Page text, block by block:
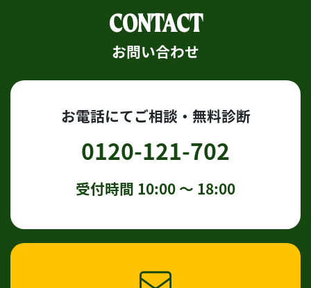
CONTACT
お問い合わせ
お電話にてご相談・無料診断
0120-121-702
受付時間 10:00 〜 18:00